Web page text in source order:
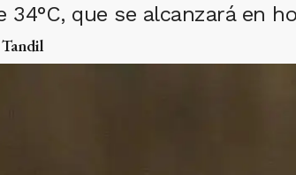
34°C, que se alcanzará en